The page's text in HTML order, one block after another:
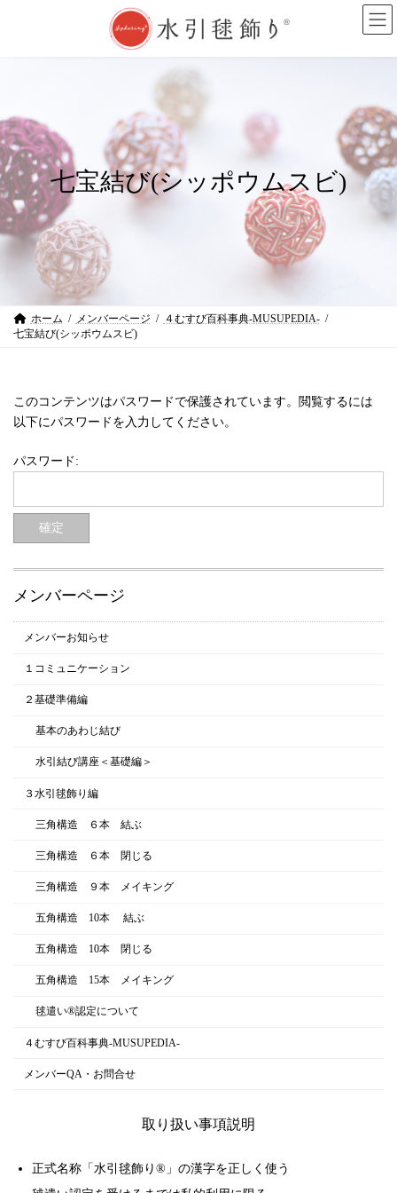
キ
ッ
プ
に
移
動
七宝結び(シッポウムスビ)
ホーム メンバーページ
４むすび百科事典-MUSUPEDIA-
七宝結び(シッポウムスビ)
このコンテンツはパスワードで保護されています。閲覧するには
以下にパスワードを入力してください。
パスワード:
メンバーページ
メンバーお知らせ
１コミュニケーション
２基礎準備編
基本のあわじ結び
水引結び講座＜基礎編＞
３水引毬飾り編
三角構造 ６本 結ぶ
三角構造 ６本 閉じる
三角構造 ９本 メイキング
五角構造 10本 結ぶ
五角構造 10本 閉じる
五角構造 15本 メイキング
毬遣い®︎認定について
４むすび百科事典-MUSUPEDIA-
メンバーQA・お問合せ
取り扱い事項説明
正式名称「 水引毬飾り ®」の漢字を正しく使う